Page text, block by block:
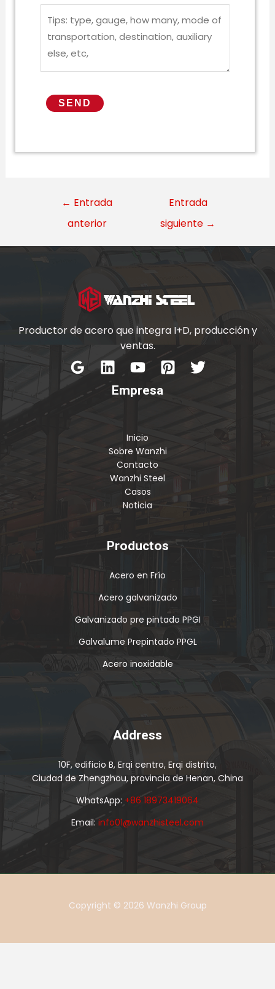
← Entrada
anterior
Entrada
siguiente →
Productor de acero que integra I+D, producción y
ventas.
Empresa
Inicio
Sobre Wanzhi
Contacto
Wanzhi Steel
Casos
Noticia
Productos
Acero en Frío
Acero galvanizado
Galvanizado pre pintado PPGI
Galvalume Prepintado PPGL
Acero inoxidable
Address
10F, edificio B, Erqi centro, Erqi distrito,
Ciudad de Zhengzhou, provincia de Henan, China
WhatsApp: +86 18973419064
Email: info01@wanzhisteel.com
Copyright © 2026 Wanzhi Group